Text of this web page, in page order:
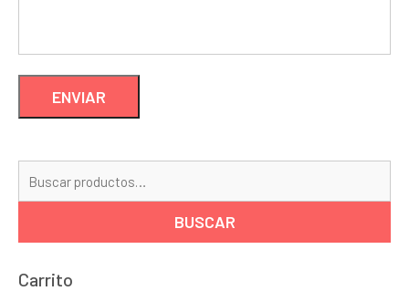
BUSCAR
Carrito